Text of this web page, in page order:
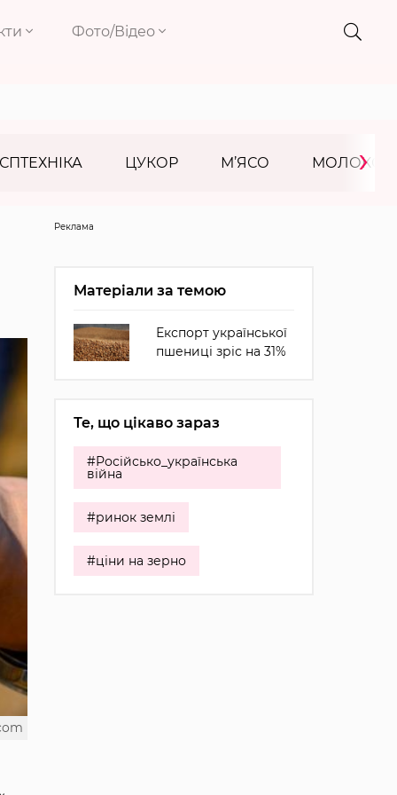
Фото/Відео
ЦУКОР М’ЯСО МОЛОКО
›
Реклама
Матеріали за темою
Експорт української
пшениці зріс на 31%
Те, що цікаво зараз
#Російсько_українська
війна
#ринок землі
#ціни на зерно